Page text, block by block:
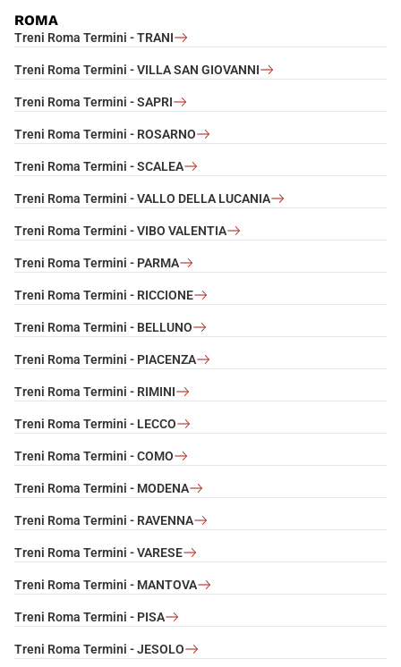
ROMA
Treni Roma Termini - TRANI
Treni Roma Termini - VILLA SAN GIOVANNI
Treni Roma Termini - SAPRI
Treni Roma Termini - ROSARNO
Treni Roma Termini - SCALEA
Treni Roma Termini - VALLO DELLA LUCANIA
Treni Roma Termini - VIBO VALENTIA
Treni Roma Termini - PARMA
Treni Roma Termini - RICCIONE
Treni Roma Termini - BELLUNO
Treni Roma Termini - PIACENZA
Treni Roma Termini - RIMINI
Treni Roma Termini - LECCO
Treni Roma Termini - COMO
Treni Roma Termini - MODENA
Treni Roma Termini - RAVENNA
Treni Roma Termini - VARESE
Treni Roma Termini - MANTOVA
Treni Roma Termini - PISA
Treni Roma Termini - JESOLO